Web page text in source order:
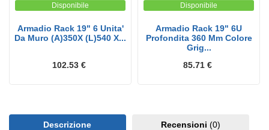
Disponibile
Armadio Rack 19" 6 Unita'
Da Muro (A)350X (L)540 X...
102.53 €
Disponibile
Armadio Rack 19" 6U
Profondita 360 Mm Colore
Grig...
85.71 €
Descrizione Recensioni (0)